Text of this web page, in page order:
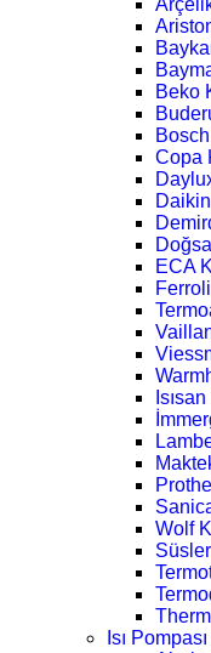
Beko
Copa
ECA
Wolf
Isı